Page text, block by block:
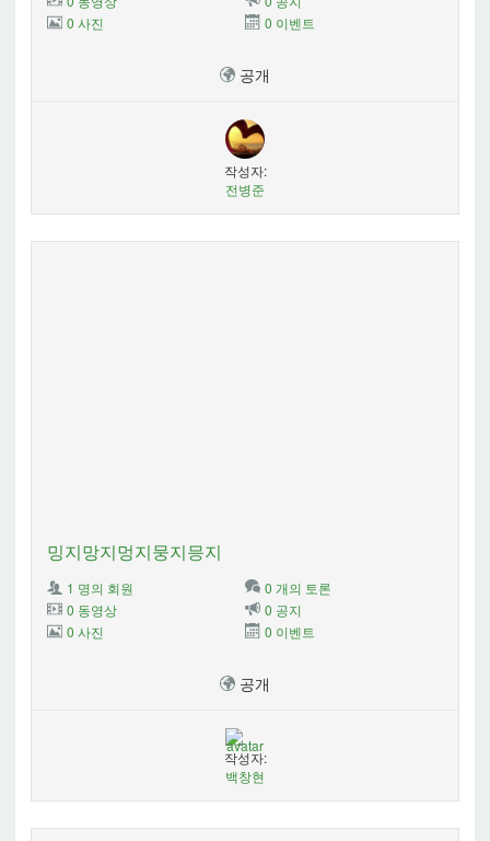
0 사진
0 이벤트
공개
작성자:
전병준
밍지망지멍지뭉지믕지
1 명의 회원
0 개의 토론
0 동영상
0 공지
0 사진
0 이벤트
공개
작성자:
백창현